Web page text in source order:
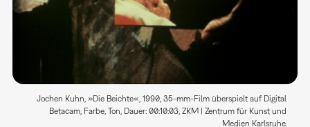
Jochen Kuhn, »Die Beichte«, 1990, 35-mm-Film überspielt auf Digital
Betacam, Farbe, Ton, Dauer: 00:10:03, ZKM | Zentrum für Kunst und
Medien Karlsruhe.